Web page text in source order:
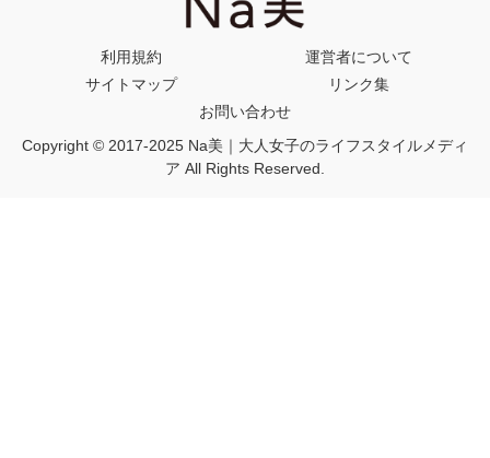
利用規約
運営者について
サイトマップ
リンク集
お問い合わせ
Copyright © 2017-2025 Na美｜大人女子のライフスタイルメディ
ア All Rights Reserved.